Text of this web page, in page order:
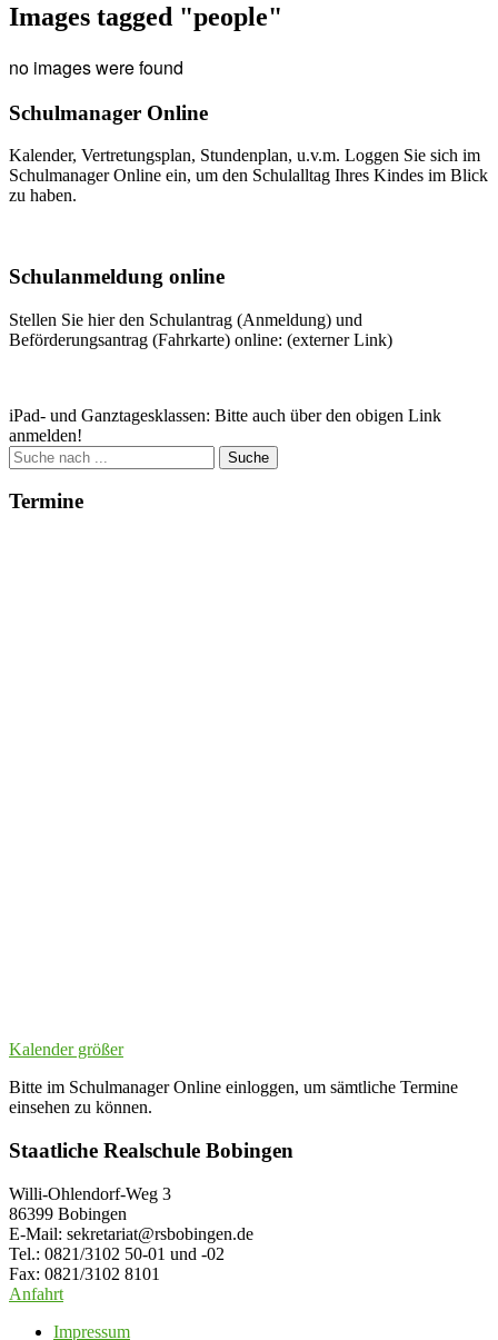
Images tagged "people"
no images were found
Schulmanager Online
Kalender, Vertretungsplan, Stundenplan, u.v.m. Loggen Sie sich im
Schulmanager Online ein, um den Schulalltag Ihres Kindes im Blick
zu haben.
Schulanmeldung online
Stellen Sie hier den Schulantrag (Anmeldung) und
Beförderungsantrag (Fahrkarte) online: (externer Link)
iPad- und Ganztagesklassen: Bitte auch über den obigen Link
anmelden!
Suche
nach:
Termine
Kalender größer
Bitte im Schulmanager Online einloggen, um sämtliche Termine
einsehen zu können.
Staatliche Realschule Bobingen
Willi-Ohlendorf-Weg 3
86399 Bobingen
E-Mail: sekretariat@rsbobingen.de
Tel.: 0821/3102 50-01 und -02
Fax: 0821/3102 8101
Anfahrt
Impressum